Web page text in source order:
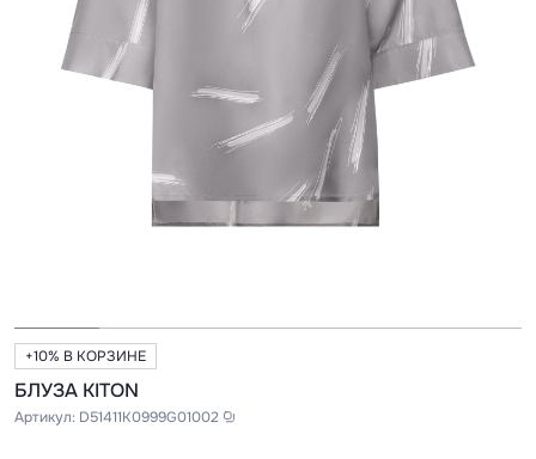
+10% В КОРЗИНЕ
БЛУЗА KITON
Артикул: D51411K0999G01002